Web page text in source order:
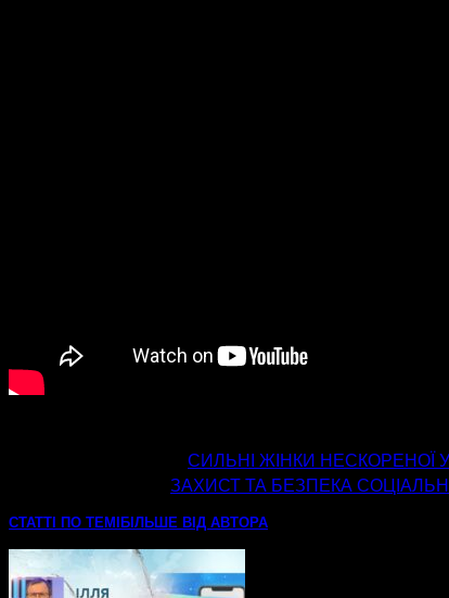
СИЛЬНІ ЖІНКИ
ЗАХИСТ ТА БЕЗПЕКА
СТАТТІ ПО ТЕМІ БІЛЬШЕ ВІД АВТОРА